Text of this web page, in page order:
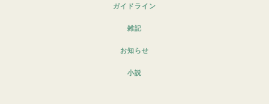
ガイドライン
雑記
お知らせ
小説